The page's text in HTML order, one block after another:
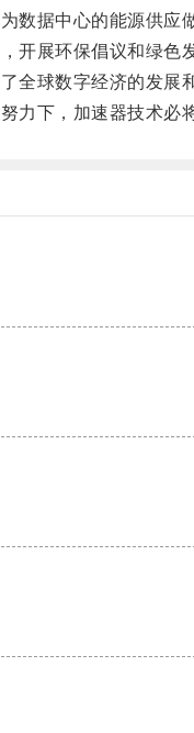
据中心的能源供应
展环保倡议和绿色
球数字经济的发展
下，加速器技术必